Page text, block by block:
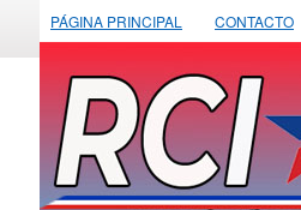
PÁGINA PRINCIPAL CONTACTO